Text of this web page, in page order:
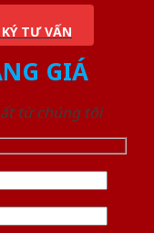
TƯ VẤN
GIÁ
từ chúng tôi